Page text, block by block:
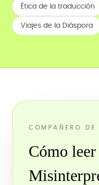
Ética de la traducción
Viajes de la Diáspora
COMPAÑERO DE
Cómo leer